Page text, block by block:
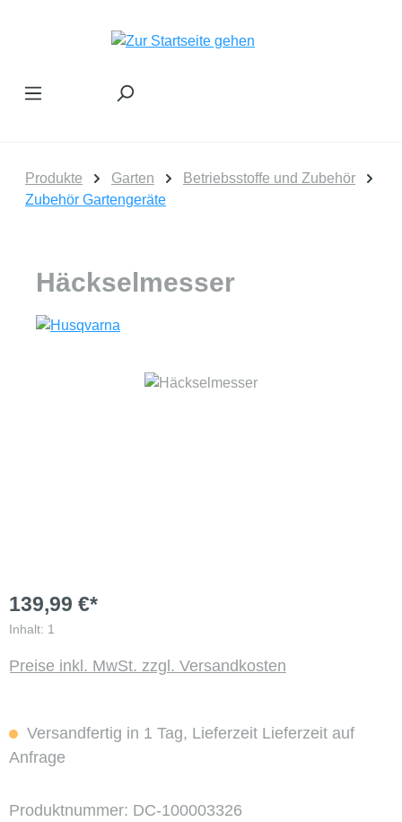
Produkte Garten
Betriebsstoffe und Zubehör
Zubehör Gartengeräte
Häckselmesser
Bildergalerie überspringen
139,99 €*
Inhalt: 1
Preise inkl. MwSt. zzgl. Versandkosten
Versandfertig in 1 Tag, Lieferzeit Lieferzeit auf
Anfrage
Produktnummer: DC-100003326